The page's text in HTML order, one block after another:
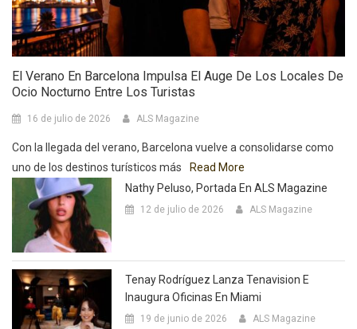
El Verano En Barcelona Impulsa El Auge De Los Locales De
Ocio Nocturno Entre Los Turistas
16 de julio de 2026 ALS Magazine
Con la llegada del verano, Barcelona vuelve a consolidarse como
uno de los destinos turísticos más
Read More
Nathy Peluso, Portada En ALS Magazine
12 de julio de 2026 ALS Magazine
Tenay Rodríguez Lanza Tenavision E
Inaugura Oficinas En Miami
19 de junio de 2026 ALS Magazine